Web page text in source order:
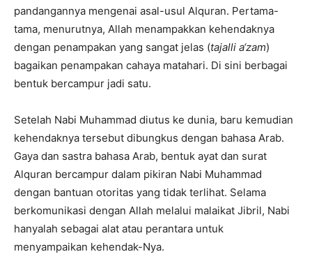
pandangannya mengenai asal-usul Alquran. Pertama-
tama, menurutnya, Allah menampakkan kehendaknya
dengan penampakan yang sangat jelas (tajalli a‘zam)
bagaikan penampakan cahaya matahari. Di sini berbagai
bentuk bercampur jadi satu.
Setelah Nabi Muhammad diutus ke dunia, baru kemudian
kehendaknya tersebut dibungkus dengan bahasa Arab.
Gaya dan sastra bahasa Arab, bentuk ayat dan surat
Alquran bercampur dalam pikiran Nabi Muhammad
dengan bantuan otoritas yang tidak terlihat. Selama
berkomunikasi dengan Allah melalui malaikat Jibril, Nabi
hanyalah sebagai alat atau perantara untuk
menyampaikan kehendak-Nya.